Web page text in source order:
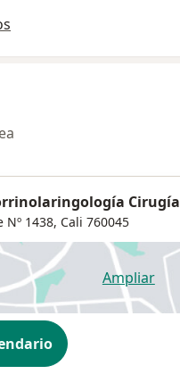
Nº 1438, Cali 760045
Ampliar
se